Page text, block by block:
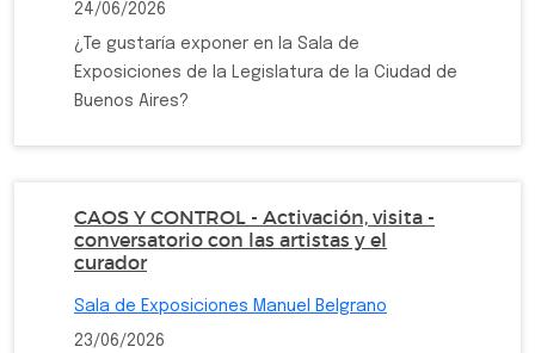
24/06/2026
¿Te gustaría exponer en la Sala de
Exposiciones de la Legislatura de la Ciudad de
Buenos Aires?
CAOS Y CONTROL - Activación, visita -
conversatorio con las artistas y el
curador
Sala de Exposiciones Manuel Belgrano
23/06/2026